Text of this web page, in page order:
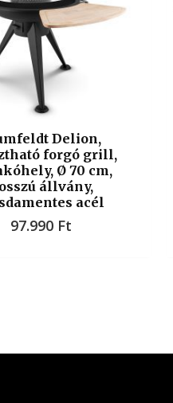
Delion,
forgó grill,
Ø 70 cm,
állvány,
acél
97.990 Ft